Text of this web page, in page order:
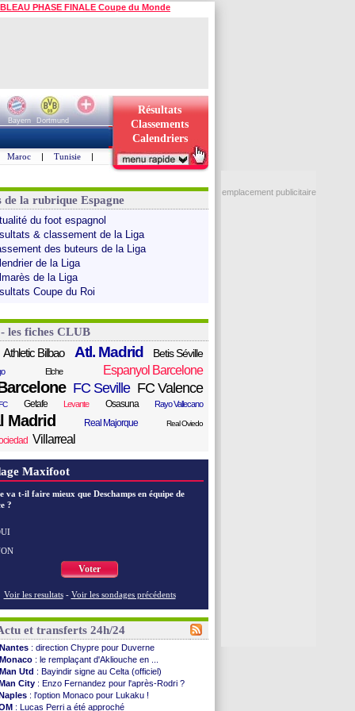
PHASE FINALE Coupe du Monde
Bayern
Dortmund
Résultats
Classements
Calendriers
Maroc | Tunisie |
de la rubrique Espagne
du foot espagnol
& classement de la Liga
des buteurs de la Liga
de la Liga
de la Liga
Coupe du Roi
les fiches CLUB
Athletic Bilbao Atl. Madrid Betis Séville
Elche Espanyol Barcelone
FC Seville FC Valence
Getafe Levante Osasuna Rayo Vallecano
Madrid Real Majorque Real Oviedo
Villarreal
Maxifoot
va t-il faire mieux que Deschamps en équipe de
?
Voter
Voir les resultats - Voir les sondages précédents
et transferts 24h/24
Nantes : direction Chypre pour Duverne
Monaco : le remplaçant d'Akliouche en ...
Man Utd : Bayindir signe au Celta (officiel)
City : Enzo Fernandez pour l'après-Rodri ?
: l'option Monaco pour Lukaku !
: Lucas Perri a été approché
emplacement publicitaire